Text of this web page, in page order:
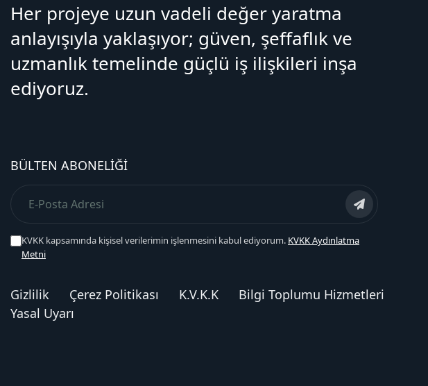
Her projeye uzun vadeli değer yaratma
anlayışıyla yaklaşıyor; güven, şeffaflık ve
uzmanlık temelinde güçlü iş ilişkileri inşa
ediyoruz.
BÜLTEN ABONELIĞI
KVKK kapsamında kişisel verilerimin işlenmesini kabul ediyorum. KVKK Aydınlatma
Metni
Gizlilik Çerez Politikası K.V.K.K
Bilgi Toplumu Hizmetleri
Yasal Uyarı